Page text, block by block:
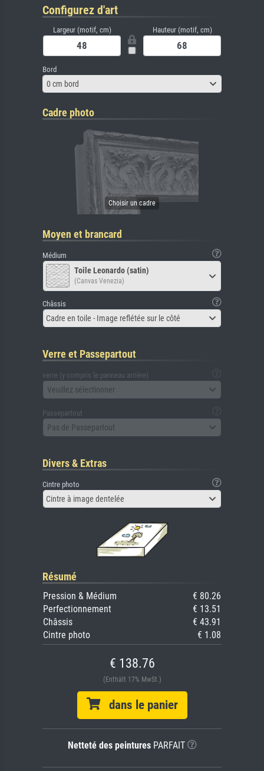
Configurez d'art
Largeur (motif, cm) Hauteur (motif, cm)
Bord
0 cm bord
Cadre photo
Moyen et brancard
Médium
Toile Leonardo (satin)
(Canvas Venezia)
Châssis
Cadre en toile - Image reflétée sur le côté
Verre et Passepartout
verre (y compris le panneau arrière)
Veuillez sélectionner
Passepartout
Pas de Passepartout
Divers & Extras
Cintre photo
Cintre à image dentelée
Résumé
Pression & Médium
€ 80.26
Perfectionnement
€ 13.51
Châssis
€ 43.91
Cintre photo
€ 1.08
€ 138.76
(Enthält 17% MwSt.)
dans le panier
Netteté des peinturesPARFAIT